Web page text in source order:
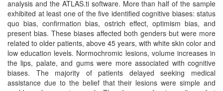
analysis and the ATLAS.ti software. More than half of the sample
exhibited at least one of the five identified cognitive biases: status
quo bias, confirmation bias, ostrich effect, optimism bias, and
present bias. These biases affected both genders but were more
related to older patients, above 45 years, with white skin color and
low education levels. Normochromic lesions, volume increases in
the lips, palate, and gums were more associated with cognitive
biases. The majority of patients delayed seeking medical
assistance due to the belief that their lesions were simple and